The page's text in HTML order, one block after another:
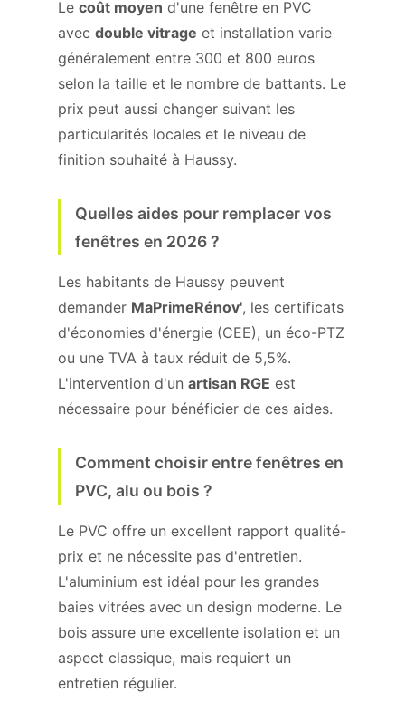
Le coût moyen d'une fenêtre en PVC
avec double vitrage et installation varie
généralement entre 300 et 800 euros
selon la taille et le nombre de battants. Le
prix peut aussi changer suivant les
particularités locales et le niveau de
finition souhaité à Haussy.
Quelles aides pour remplacer vos
fenêtres en 2026 ?
Les habitants de Haussy peuvent
demander MaPrimeRénov', les certificats
d'économies d'énergie (CEE), un éco-PTZ
ou une TVA à taux réduit de 5,5%.
L'intervention d'un artisan RGE est
nécessaire pour bénéficier de ces aides.
Comment choisir entre fenêtres en
PVC, alu ou bois ?
Le PVC offre un excellent rapport qualité-
prix et ne nécessite pas d'entretien.
L'aluminium est idéal pour les grandes
baies vitrées avec un design moderne. Le
bois assure une excellente isolation et un
aspect classique, mais requiert un
entretien régulier.